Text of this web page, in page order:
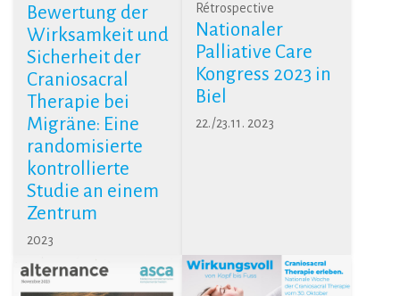
Bewertung der
Wirksamkeit und
Sicherheit der
Craniosacral
Therapie bei
Migräne: Eine
randomisierte
kontrollierte
Studie an einem
Zentrum
2023
Rétrospective
Nationaler
Palliative Care
Kongress 2023 in
Biel
22./23.11. 2023